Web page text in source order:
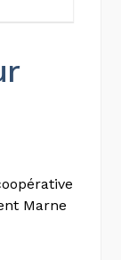
Marne